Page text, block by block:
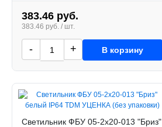
383.46 руб.
383.46 руб. / шт.
- + В корзину
Светильник ФБУ 05-2х20-013 "Бриз"